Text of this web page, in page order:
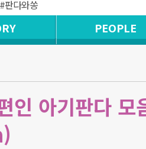
#판다와쏭
PEOPLE
인 아기판다 모